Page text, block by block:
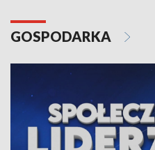
GOSPODARKA